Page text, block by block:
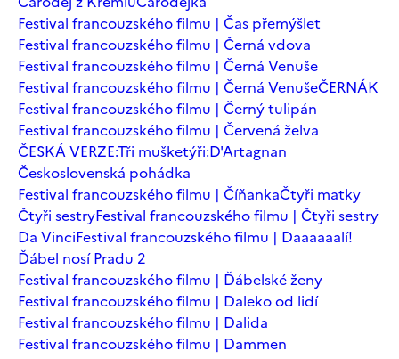
Festival francouzského filmu | Čas přemýšlet
Festival francouzského filmu | Černá vdova
Festival francouzského filmu | Černá Venuše
Festival francouzského filmu | Černá VenušeČERNÁK
Festival francouzského filmu | Černý tulipán
Festival francouzského filmu | Červená želva
ČESKÁ VERZE:Tři mušketýři:D'Artagnan
Československá pohádka
Festival francouzského filmu | ČíňankaČtyři matky
Čtyři sestryFestival francouzského filmu | Čtyři sestry
Da VinciFestival francouzského filmu | Daaaaaalí!
Ďábel nosí Pradu 2
Festival francouzského filmu | Ďábelské ženy
Festival francouzského filmu | Daleko od lidí
Festival francouzského filmu | Dalida
Festival francouzského filmu | Dammen